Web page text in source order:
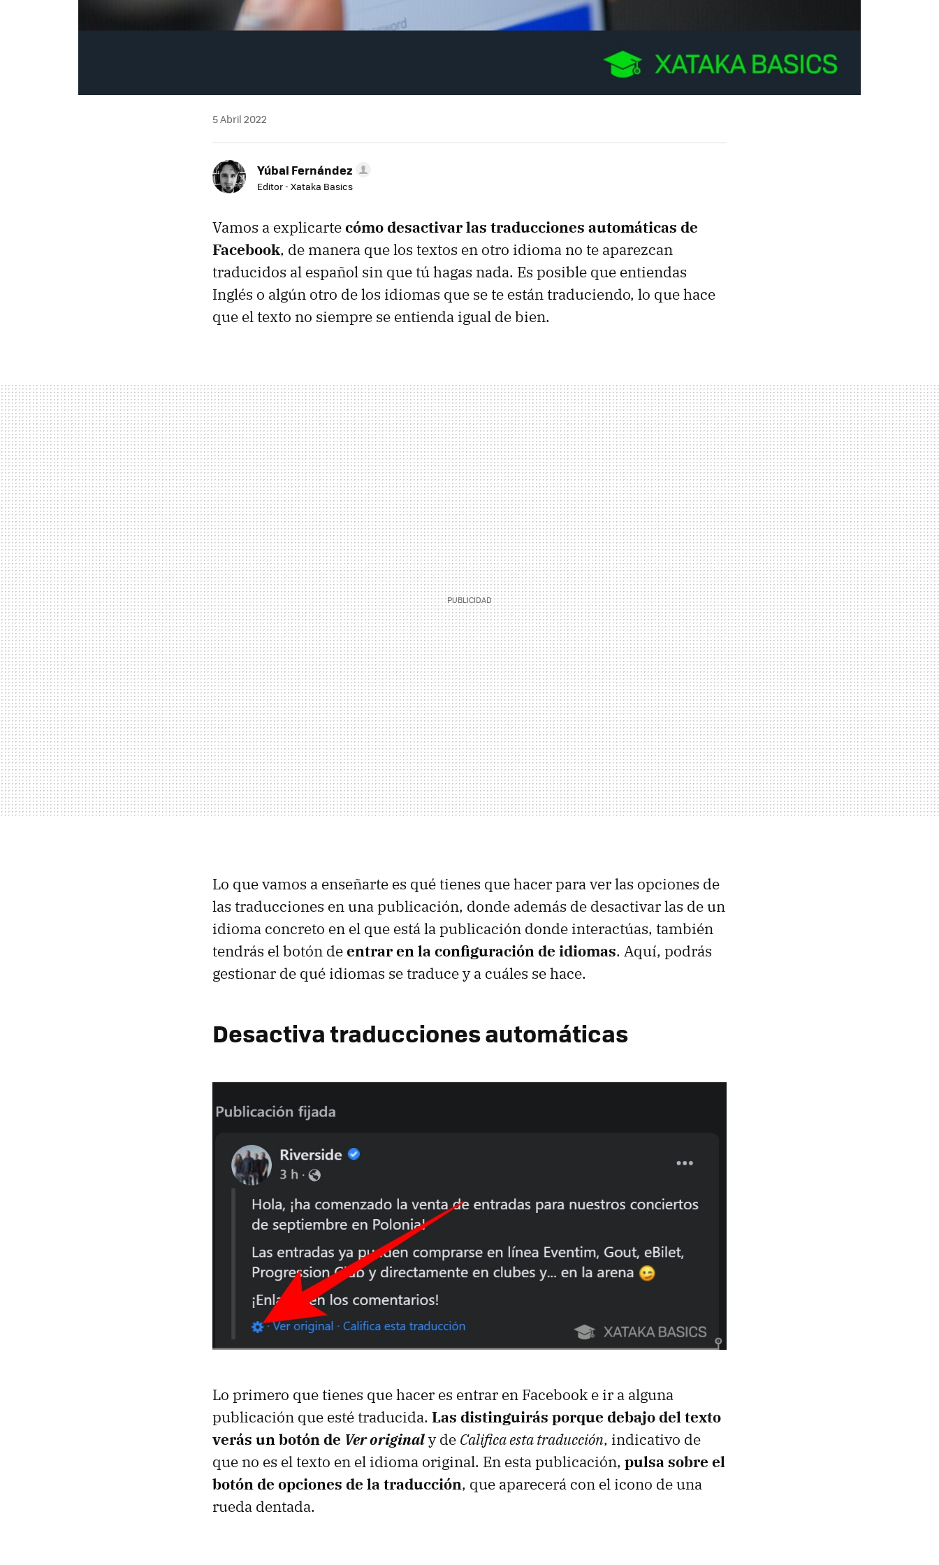
5 Abril 2022
Yúbal Fernández
Editor - Xataka Basics
Vamos a explicartecómo desactivar las traducciones automáticas de
Facebook, de manera que los textos en otro idioma no te aparezcan
traducidos al español sin que tú hagas nada. Es posible que entiendas
Inglés o algún otro de los idiomas que se te están traduciendo, lo que hace
que el texto no siempre se entienda igual de bien.
Lo que vamos a enseñarte es qué tienes que hacer para ver las opciones de
las traducciones en una publicación, donde además de desactivar las de un
idioma concreto en el que está la publicación donde interactúas, también
tendrás el botón deentrar en la configuración de idiomas. Aquí, podrás
gestionar de qué idiomas se traduce y a cuáles se hace.
Desactiva traducciones automáticas
Lo primero que tienes que hacer es entrar en Facebook e ir a alguna
publicación que esté traducida. Las distinguirás porque debajo del texto
verás un botón de Ver originaly de Califica esta traducción, indicativo de
que no es el texto en el idioma original. En esta publicación, pulsa sobre el
botón de opciones de la traducción, que aparecerá con el icono de una
rueda dentada.